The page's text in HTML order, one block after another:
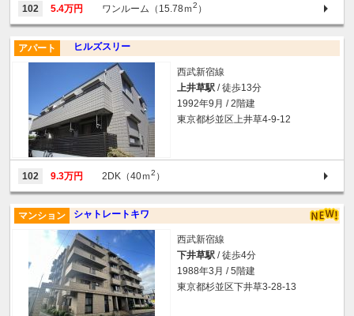
102 5.4万円 ワンルーム（15.78ｍ2 ）
ヒルズスリー
アパート
西武新宿線
上井草駅 / 徒歩13分
1992年9月 / 2階建
東京都杉並区上井草4-9-12
102 9.3万円 2DK（40ｍ2 ）
シャトレートキワ
マンション
西武新宿線
下井草駅 / 徒歩4分
1988年3月 / 5階建
東京都杉並区下井草3-28-13